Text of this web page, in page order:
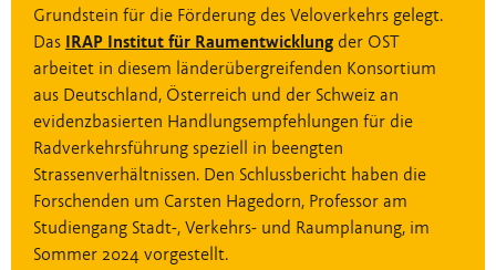
Grundstein für die Förderung des Veloverkehrs gelegt.
Das IRAP Institut für Raumentwicklung der OST
arbeitet in diesem länderübergreifenden Konsortium
aus Deutschland, Österreich und der Schweiz an
evidenzbasierten Handlungsempfehlungen für die
Radverkehrsführung speziell in beengten
Strassenverhältnissen. Den Schlussbericht haben die
Forschenden um Carsten Hagedorn, Professor am
Studiengang Stadt-, Verkehrs- und Raumplanung, im
Sommer 2024 vorgestellt.